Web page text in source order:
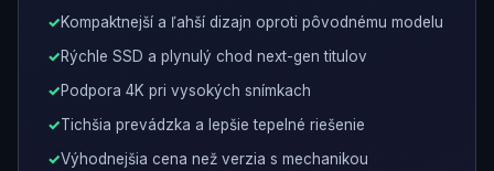
Kompaktnejší a ľahší dizajn oproti pôvodnému modelu
Rýchle SSD a plynulý chod next-gen titulov
Podpora 4K pri vysokých snímkach
Tichšia prevádzka a lepšie tepelné riešenie
Výhodnejšia cena než verzia s mechanikou